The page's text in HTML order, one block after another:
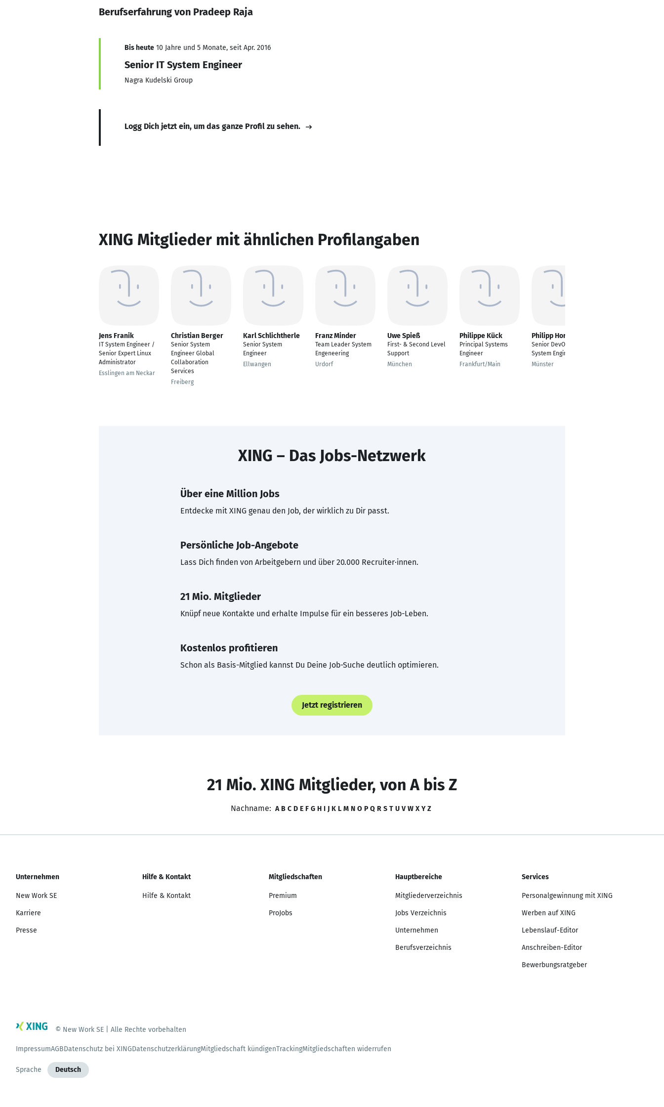
Berufserfahrung von Pradeep Raja
Bis heute 10 Jahre und 5 Monate, seit Apr. 2016
Senior IT System Engineer
Nagra Kudelski Group
Logg Dich jetzt ein, um das ganze Profil zu sehen.
XING Mitglieder mit ähnlichen Profilangaben
Jens Franik
IT System Engineer /
Senior Expert Linux
Administrator
Esslingen am Neckar
Christian Berger
Senior System
Engineer Global
Collaboration
Services
Freiberg
Karl Schlichtherle
Senior System
Engineer
Ellwangen
Franz Minder
Team Leader System
Engeneering
Urdorf
Uwe Spieß
First- & Second Level
Support
München
Philippe Kück
Principal Systems
Engineer
Frankfurt/Main
Philipp Horn
Senior DevOPs
System Engineer
Münster
XING – Das Jobs-Netzwerk
Über eine Million Jobs
Entdecke mit XING genau den Job, der wirklich zu Dir passt.
Persönliche Job-Angebote
Lass Dich finden von Arbeitgebern und über 20.000 Recruiter·innen.
21 Mio. Mitglieder
Knüpf neue Kontakte und erhalte Impulse für ein besseres Job-Leben.
Kostenlos profitieren
Schon als Basis-Mitglied kannst Du Deine Job-Suche deutlich optimieren.
Jetzt registrieren
21 Mio. XING Mitglieder, von A bis Z
Nachname: A B C D E F G H I J K L M N O P Q R S T U V W X Y Z
Unternehmen
New Work SE
Karriere
Presse
Hilfe & Kontakt
Hilfe & Kontakt
Mitgliedschaften
Premium
ProJobs
Hauptbereiche
Mitgliederverzeichnis
Jobs Verzeichnis
Unternehmen
Berufsverzeichnis
Services
Personalgewinnung mit XING
Werben auf XING
Lebenslauf-Editor
Anschreiben-Editor
Bewerbungsratgeber
© New Work SE | Alle Rechte vorbehalten
ImpressumAGBDatenschutz bei XINGDatenschutzerklärungMitgliedschaft kündigenTrackingMitgliedschaften widerrufen
Sprache Deutsch